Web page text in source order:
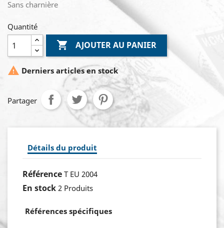
Sans charnière
Quantité
 AJOUTER AU PANIER
 Derniers articles en stock
Partager
Détails du produit
Référence T EU 2004
En stock 2 Produits
Références spécifiques